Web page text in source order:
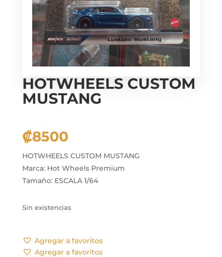
HOTWHEELS CUSTOM
MUSTANG
₡8500
HOTWHEELS CUSTOM MUSTANG
Marca: Hot Wheels Premium
Tamaño: ESCALA 1/64
Sin existencias
Agregar a favoritos
Agregar a favoritos